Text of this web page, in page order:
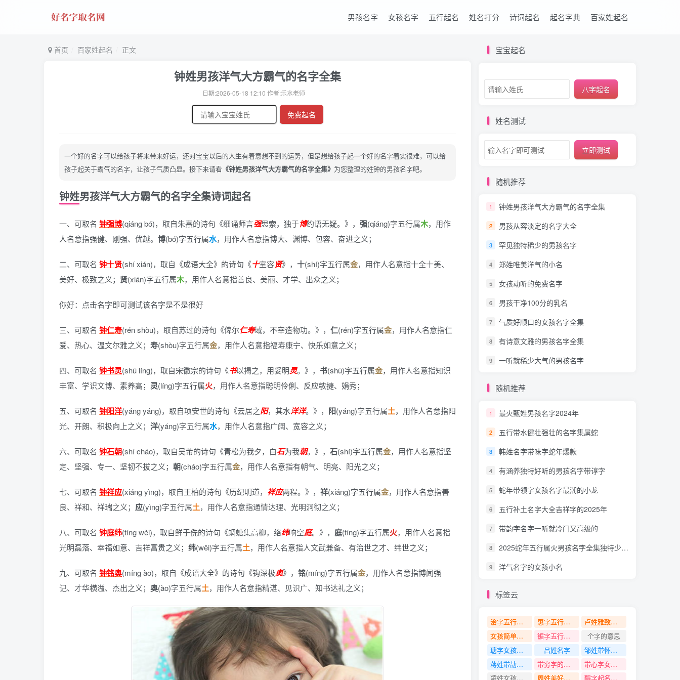
男孩名字 女孩名字 五行起名 姓名打分 诗词起名 起名字典 百家姓起名
首页 百家姓起名 正文
钟姓男孩洋气大方霸气的名字全集
日期:2026-05-18 12:10 作者:乐水老师
免费起名
一个好的名字可以给孩子将来带来好运，还对宝宝以后的人生有着意想不到的运势，但是想给孩子起一个好的名字着实很难，可以给
孩子起关于霸气的名字，让孩子气质凸显。接下来请看 《钟姓男孩洋气大方霸气的名字全集》 为您整理的姓钟的男孩名字吧。
钟姓男孩洋气大方霸气的名字全集诗词起名
一、可取名 钟强博(qiáng bó)， 取自朱熹的诗句《细诵师言强思索，独于博约语无疑。》 ， 强(qiáng)字五行属木，用作
人名意指强健、刚强、优越。 博(bó)字五行属水，用作人名意指博大、渊博、包容、奋进之义；
二、可取名 钟十贤(shí xián)， 取自《成语大全》的诗句《十室容贤》 ， 十(shí)字五行属金，用作人名意指十全十美、
美好、极致之义； 贤(xián)字五行属木，用作人名意指善良、美丽、才学、出众之义；
你好：点击名字即可测试该名字是不是很好
三、可取名 钟仁寿(rén shòu)， 取自苏过的诗句《俾尔仁寿域，不宰造物功。》 ， 仁(rén)字五行属金，用作人名意指仁
爱、热心、温文尔雅之义； 寿(shòu)字五行属金，用作人名意指福寿康宁、快乐如意之义；
四、可取名 钟书灵(shū líng)， 取自宋徽宗的诗句《书以揭之，用妥明灵。》 ， 书(shū)字五行属金，用作人名意指知识
丰富、学识文博、素养高； 灵(líng)字五行属火，用作人名意指聪明伶俐、反应敏捷、娟秀；
五、可取名 钟阳洋(yáng yáng)， 取自项安世的诗句《云居之阳，其水洋洋。》 ， 阳(yáng)字五行属土，用作人名意指阳
光、开朗、积极向上之义； 洋(yáng)字五行属水，用作人名意指广阔、宽容之义；
六、可取名 钟石朝(shí cháo)， 取自吴芾的诗句《青松为我夕，白石为我朝。》 ， 石(shí)字五行属金，用作人名意指坚
定、坚强、专一、坚韧不拔之义； 朝(cháo)字五行属金，用作人名意指有朝气、明亮、阳光之义；
七、可取名 钟祥应(xiáng yìng)， 取自王柏的诗句《历纪明道， 祥应两程。》 ， 祥(xiáng)字五行属金，用作人名意指善
良、祥和、祥瑞之义； 应(yìng)字五行属土，用作人名意指通情达理、光明洞彻之义；
八、可取名 钟庭纬(tíng wěi)， 取自鲜于侁的诗句《蜩螗集高柳，络纬响空庭。》 ， 庭(tíng)字五行属火，用作人名意指
光明磊落、幸福如意、吉祥富贵之义； 纬(wěi)字五行属土，用作人名意指人文武兼备、有治世之才、纬世之义；
九、可取名 钟铭奥(míng ào)， 取自《成语大全》的诗句《钩深极奥》 ， 铭(míng)字五行属金，用作人名意指博闻强
记、才华横溢、杰出之义； 奥(ào)字五行属土，用作人名意指精湛、见识广、知书达礼之义；
宝宝起名
八字起名
姓名测试
立即测试
随机推荐
1 钟姓男孩洋气大方霸气的名字全集
2 男孩从容淡定的名字大全
3 罕见独特稀少的男孩名字
4 郑姓唯美洋气的小名
5 女孩动听的免费名字
6 男孩干净100分的乳名
7 气质好顺口的女孩名字全集
8 有诗意文雅的男孩名字全集
9 一听就稀少大气的男孩名字
随机推荐
1 最火甄姓男孩名字2024年
2 五行带水健壮强壮的名字集属蛇
3 韩姓名字带味字蛇年爆款
4 有涵养独特好听的男孩名字带谆字
5 蛇年带领字女孩名字最潮的小龙
6 五行补土名字大全吉祥字的2025年
7 带韵字名字一听就冷门又高级的
8 2025蛇年五行属火男孩名字全集独特少见的
9 洋气名字的女孩小名
标签云
浍字五行是什么 惠字五行是什么
卢姓雅致好听有哪些的名字
女孩简单大方洋气有灵气的名字
锯字五行是什么
个字的意思
瑭字女孩名字大全
吕姓名字
邹姓带怀字名字
蒋姓带劼字名字
带穷字的名字
带心字女孩名字
凌姓女孩名字
周姓美好寓意的名字 醍字起名寓意